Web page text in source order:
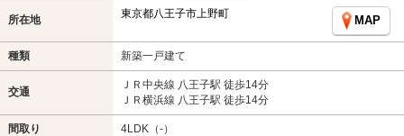
所在地 東京都八王子市上野町
MAP
種類 新築一戸建て
交通
ＪＲ中央線 八王子駅 徒歩14分
ＪＲ横浜線 八王子駅 徒歩14分
間取り 4LDK（-）